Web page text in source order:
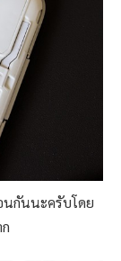
นกันนะครับโดย